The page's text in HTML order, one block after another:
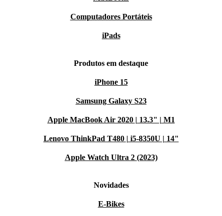
Computadores Portáteis
iPads
Produtos em destaque
iPhone 15
Samsung Galaxy S23
Apple MacBook Air 2020 | 13.3" | M1
Lenovo ThinkPad T480 | i5-8350U | 14"
Apple Watch Ultra 2 (2023)
Novidades
E-Bikes